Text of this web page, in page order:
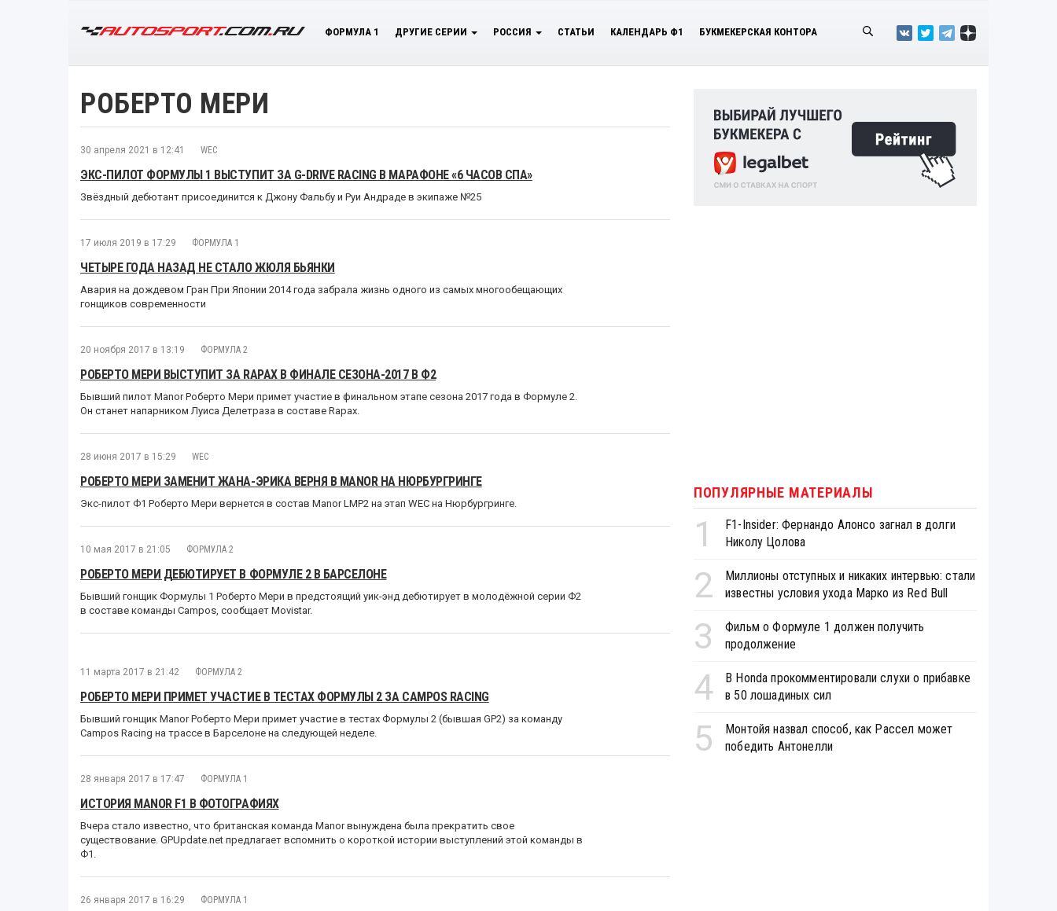
ФОРМУЛА 1 ДРУГИЕ СЕРИИ РОССИЯ СТАТЬИ КАЛЕНДАРЬ Ф1 БУКМЕКЕРСКАЯ КОНТОРА
РОБЕРТО МЕРИ
30 апреля 2021 в 12:41 WEC
ЭКС-ПИЛОТ ФОРМУЛЫ 1 ВЫСТУПИТ ЗА G-DRIVE RACING В МАРАФОНЕ «6 ЧАСОВ СПА»
Звёздный дебютант присоединится к Джону Фальбу и Руи Андраде в экипаже №25
17 июля 2019 в 17:29 ФОРМУЛА 1
ЧЕТЫРЕ ГОДА НАЗАД НЕ СТАЛО ЖЮЛЯ БЬЯНКИ
Авария на дождевом Гран При Японии 2014 года забрала жизнь одного из самых многообещающих
гонщиков современности
20 ноября 2017 в 13:19 ФОРМУЛА 2
РОБЕРТО МЕРИ ВЫСТУПИТ ЗА RAPAX В ФИНАЛЕ СЕЗОНА-2017 В Ф2
Бывший пилот Manor Роберто Мери примет участие в финальном этапе сезона 2017 года в Формуле 2.
Он станет напарником Луиса Делетраза в составе Rapax.
28 июня 2017 в 15:29 WEC
РОБЕРТО МЕРИ ЗАМЕНИТ ЖАНА-ЭРИКА ВЕРНЯ В MANOR НА НЮРБУРГРИНГЕ
Экс-пилот Ф1 Роберто Мери вернется в состав Manor LMP2 на этап WEC на Нюрбургринге.
10 мая 2017 в 21:05 ФОРМУЛА 2
РОБЕРТО МЕРИ ДЕБЮТИРУЕТ В ФОРМУЛЕ 2 В БАРСЕЛОНЕ
Бывший гонщик Формулы 1 Роберто Мери в предстоящий уик-энд дебютирует в молодёжной серии Ф2
в составе команды Campos, сообщает Movistar.
11 марта 2017 в 21:42 ФОРМУЛА 2
РОБЕРТО МЕРИ ПРИМЕТ УЧАСТИЕ В ТЕСТАХ ФОРМУЛЫ 2 ЗА CAMPOS RACING
Бывший гонщик Manor Роберто Мери примет участие в тестах Формулы 2 (бывшая GP2) за команду
Campos Racing на трассе в Барселоне на следующей неделе.
28 января 2017 в 17:47 ФОРМУЛА 1
ИСТОРИЯ MANOR F1 В ФОТОГРАФИЯХ
Вчера стало известно, что британская команда Manor вынуждена была прекратить свое
существование. GPUpdate.net предлагает вспомнить о короткой истории выступлений этой команды в
Ф1.
26 января 2017 в 16:29 ФОРМУЛА 1
ПОПУЛЯРНЫЕ МАТЕРИАЛЫ
1
F1-Insider: Фернандо Алонсо загнал в долги
Николу Цолова
2
Миллионы отступных и никаких интервью: стали
известны условия ухода Марко из Red Bull
3
Фильм о Формуле 1 должен получить
продолжение
4
В Honda прокомментировали слухи о прибавке
в 50 лошадиных сил
5
Монтойя назвал способ, как Рассел может
победить Антонелли